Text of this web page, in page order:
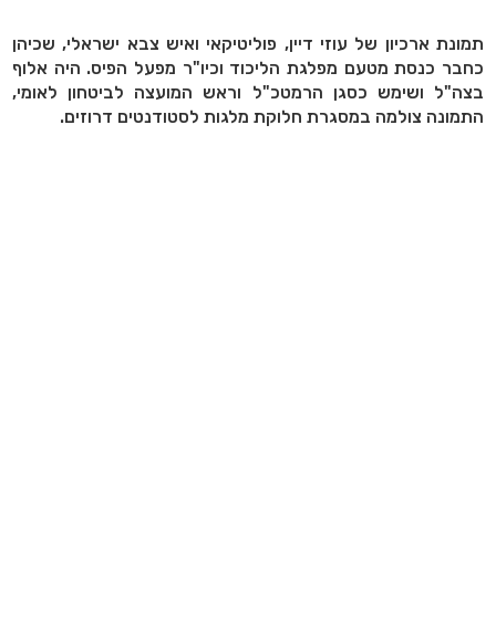
תמונת ארכיון של עוזי דיין, פוליטיקאי ואיש צבא ישראלי, שכיהן
כחבר כנסת מטעם מפלגת הליכוד וכיו"ר מפעל הפיס. היה אלוף
בצה"ל ושימש כסגן הרמטכ"ל וראש המועצה לביטחון לאומי,
התמונה צולמה במסגרת חלוקת מלגות לסטודנטים דרוזים.